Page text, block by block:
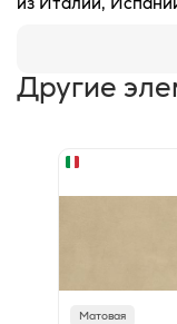
Другие
Матовая